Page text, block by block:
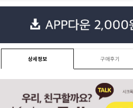
상세정보 구매후기